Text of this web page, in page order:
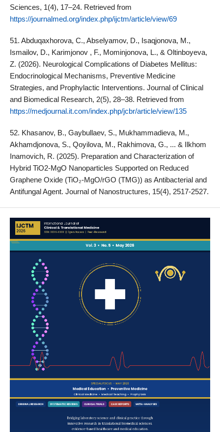
Sciences, 1(4), 17–24. Retrieved from
https://journalmed.org/index.php/ijctm/article/view/69
51. Abduqaxhorova, C., Abselyamov, D., Isaqjonova, M.,
Ismailov, D., Karimjonov , F., Mominjonova, L., & Oltinboyeva,
Z. (2026). Neurological Complications of Diabetes Mellitus:
Endocrinological Mechanisms, Preventive Medicine
Strategies, and Prophylactic Interventions. Journal of Clinical
and Biomedical Research, 2(5), 28–38. Retrieved from
https://medjournal.it.com/index.php/jcbr/article/view/135
52. Khasanov, B., Gaybullaev, S., Mukhammadieva, M.,
Akhamdjonova, S., Qoyilova, M., Rakhimova, G., ... & Ilkhom
Inamovich, R. (2025). Preparation and Characterization of
Hybrid TiO2-MgO Nanoparticles Supported on Reduced
Graphene Oxide (TiO₂-MgO/rGO (TMG)) as Antibacterial and
Antifungal Agent. Journal of Nanostructures, 15(4), 2517-2527.